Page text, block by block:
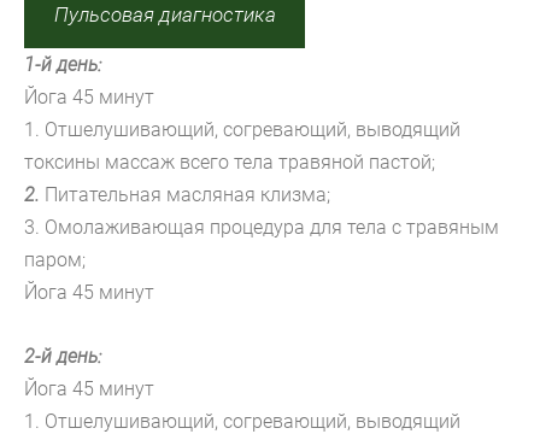
Пульсовая диагностика
1-йдень:
Йога 45 минут
1. Отшелушивающий, согревающий, выводящий
токсины массаж всего тела травяной пастой;
2. Питательная масляная клизма;
3. Омолаживающая процедура для тела с травяным
паром;
Йога 45 минут
2-й день:
Йога 45 минут
1. Отшелушивающий, согревающий, выводящий